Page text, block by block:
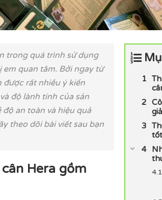
trong quá trình sử dụng
quan tâm. Bởi ngay từ
được rất nhiều ý kiến
độ lành tính của sản
an toàn và hiệu quả
theo dõi bài viết sau bạn
Hera gồm